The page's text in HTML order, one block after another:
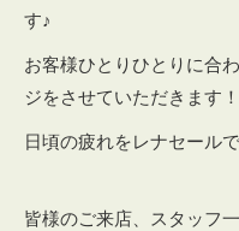
す♪
お客様ひとりひとりに合
ジをさせていただきます！
日頃の疲れをレナセール
皆様のご来店、スタッフ